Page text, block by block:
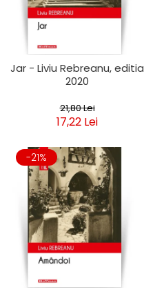
Jar - Liviu Rebreanu, editia
2020
21,80 Lei
17,22 Lei
-21%